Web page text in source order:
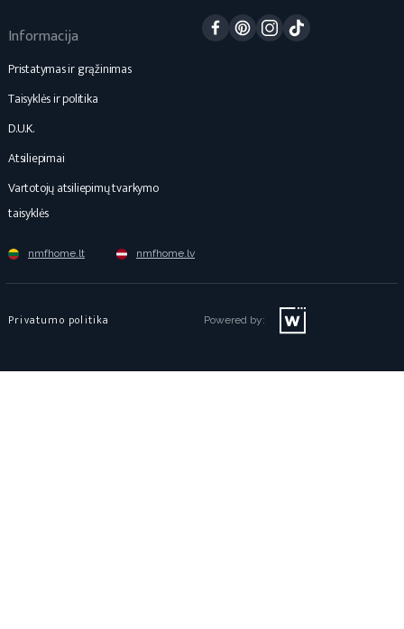
Informacija
Pristatymas ir grąžinimas
Taisyklės ir politika
D.U.K.
Atsiliepimai
Vartotojų atsiliepimų tvarkymo
taisyklės
FacebookPinterestInstagram
nmfhome.lt nmfhome.lv
Privatumo politika Powered by: